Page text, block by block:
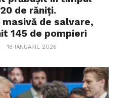
de răniți.
masivă de salvare,
145 de pompieri
18 IANUARIE 2026